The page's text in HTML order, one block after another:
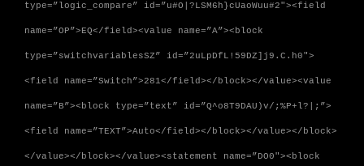
type=”logic_compare” id=”u#O|?LSM6h}cUaoWuu#2″><field
name=”OP”>EQ</field><value name=”A”><block
type=”switchvariablesSZ” id=”2uLpDfL!59DZ]j9.C.h0″>
<field name=”Switch”>281</field></block></value><value
name=”B”><block type=”text” id=”Q^o8T9DAU)v/;%P+l?|;”>
<field name=”TEXT”>Auto</field></block></value></block>
</value></block></value><statement name=”DO0″><block